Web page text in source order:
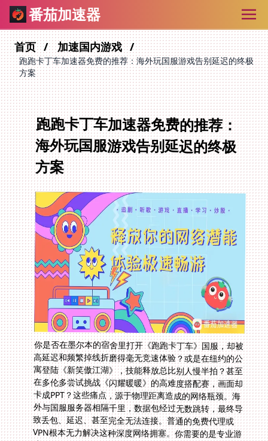
番茄加速器
首页 加速国内游戏
跑跑卡丁车加速器免费的推荐：海外玩国服游戏告别延迟的终极
方案
跑跑卡丁车加速器免费的推荐：
海外玩国服游戏告别延迟的终极
方案
你是否在墨尔本的宿舍里打开《跑跑卡丁车》国服，却被
高延迟和频繁掉线折磨得毫无竞速体验？或是在纽约的公
寓登陆《新笑傲江湖》，技能释放总比别人慢半拍？甚至
在多伦多尝试挑战《闪耀暖暖》的高难度搭配赛，画面却
卡成PPT？这些痛点，源于物理距离造成的网络瓶颈。海
外与国服服务器相隔千里，数据包经过无数跳转，最终导
致丢包、延迟、甚至完全无法连接。普通的免费代理或
VPN根本无力解决这种深度网络拥塞。你需要的是专业游
戏加速器的定向优化技术，这也是为什么一份真正靠谱的
**跑跑卡丁车加速器免费的推荐**指南对海外玩家如此
重要。本文将深入解析国服游戏加速的核心技术逻辑，并